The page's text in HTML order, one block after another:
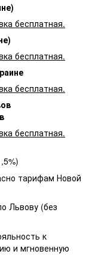
бесплатная.
бесплатная.
бесплатная.
бесплатная.
тарифам Новой
Львову (без
к
и мгновенную